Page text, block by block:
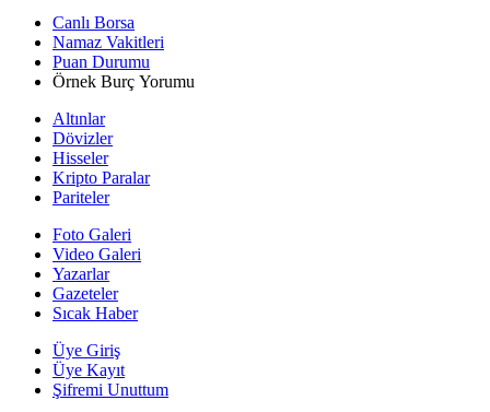
Canlı Borsa
Namaz Vakitleri
Puan Durumu
Örnek Burç Yorumu
Altınlar
Dövizler
Hisseler
Kripto Paralar
Pariteler
Foto Galeri
Video Galeri
Yazarlar
Gazeteler
Sıcak Haber
Üye Giriş
Üye Kayıt
Şifremi Unuttum